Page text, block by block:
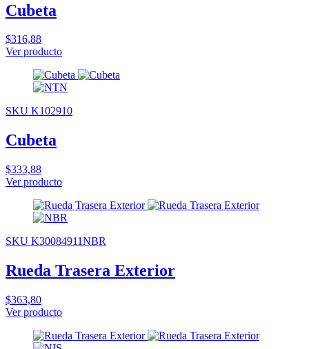
Cubeta
$316,88
Ver producto
SKU K102910
Cubeta
$333,88
Ver producto
SKU K30084911NBR
Rueda Trasera Exterior
$363,80
Ver producto